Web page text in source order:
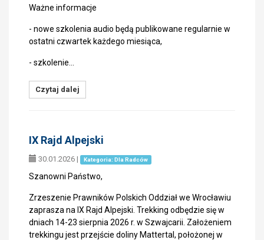
Ważne informacje
- nowe szkolenia audio będą publikowane regularnie w
ostatni czwartek każdego miesiąca,
- szkolenie…
Czytaj dalej
IX Rajd Alpejski
30.01.2026 | Kategoria: Dla Radców
Szanowni Państwo,
Zrzeszenie Prawników Polskich Oddział we Wrocławiu
zaprasza na IX Rajd Alpejski. Trekking odbędzie się w
dniach 14-23 sierpnia 2026 r. w Szwajcarii. Założeniem
trekkingu jest przejście doliny Mattertal, położonej w